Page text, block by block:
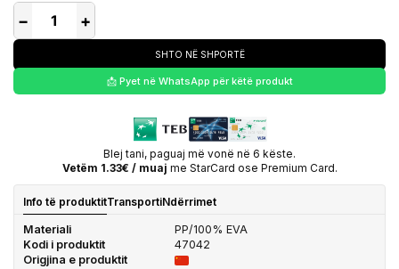
− +
SHTO NË SHPORTË
📩 Pyet në WhatsApp për këtë produkt
Blej tani, paguaj më vonë në 6 këste.
Vetëm 1.33€ / muaj me StarCard ose Premium Card.
Info të produktitTransportiNdërrimet
Materiali
PP/100% EVA
Kodi i produktit
47042
Origjina e produktit